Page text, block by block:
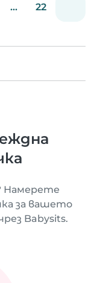
... 22
Намерете
за вашето
Babysits.